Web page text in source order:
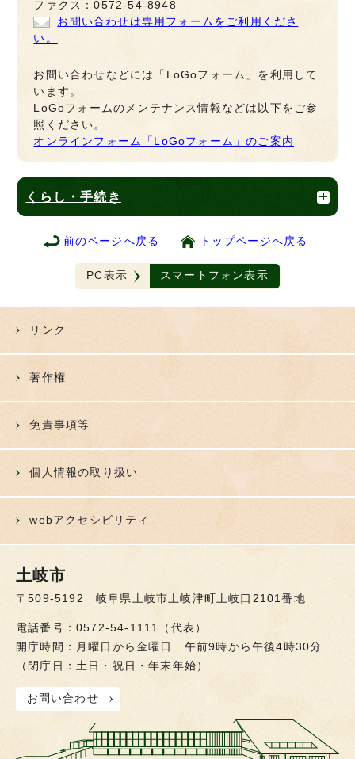
ファクス：0572-54-8948
お問い合わせは専用フォームをご利用くださ
い。
お問い合わせなどには「LoGoフォーム」を利用して
います。
LoGoフォームのメンテナンス情報などは以下をご参
照ください。
オンラインフォーム「LoGoフォーム」のご案内
くらし・手続き
前のページへ戻る トップページへ戻る
PC表示 スマートフォン表示
リンク
著作権
免責事項等
個人情報の取り扱い
webアクセシビリティ
土岐市
〒509-5192 岐阜県土岐市土岐津町土岐口2101番地
電話番号：0572-54-1111（代表）
開庁時間：月曜日から金曜日 午前9時から午後4時30分
（閉庁日：土日・祝日・年末年始）
お問い合わせ